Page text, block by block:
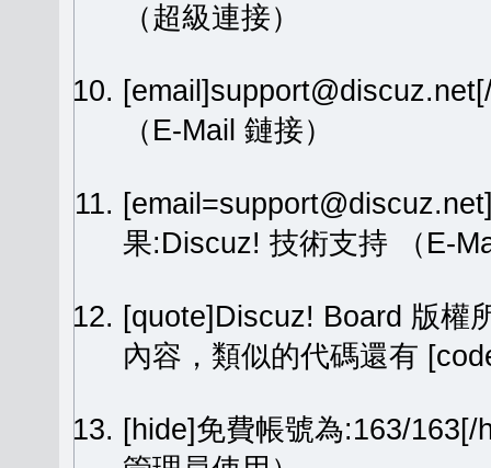
（超級連接）
（E-Mail 鏈接）
果:Discuz! 技術支持 （E-
[quote]Discuz! Board 版
內容，類似的代碼還有
[hide]免費帳號為:163/